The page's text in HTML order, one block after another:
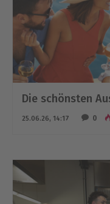
Die schönsten
25.06.26, 14:17 0